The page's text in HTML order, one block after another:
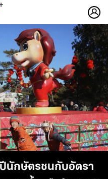
ปีนักษัตรชนกับอัตรา